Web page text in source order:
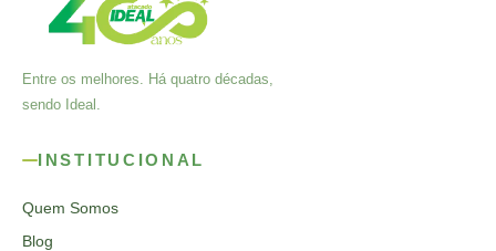
Entre os melhores. Há quatro décadas,
sendo Ideal.
INSTITUCIONAL
Quem Somos
Blog